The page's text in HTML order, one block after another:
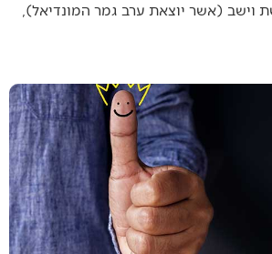
(אשר יוצאת ערב גמר המונדיאל),